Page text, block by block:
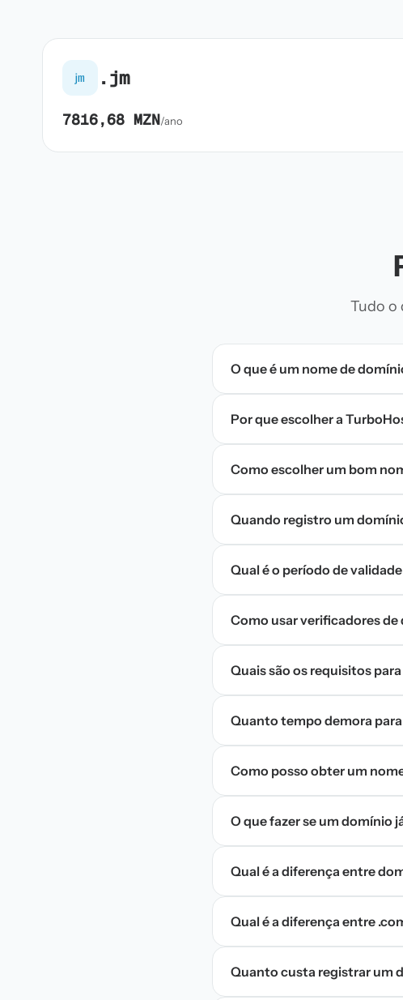
jm .jm
7816,68 MZN/ano
Tudo o
O que é um nome de
Por que escolher a
Como escolher um bom
Quando registro um
Qual é o período de
Como usar verificadores
Quais são os requisitos
Quanto tempo demora
Como posso obter um
O que fazer se um domínio
Qual é a diferença entre
Qual é a diferença entre
Quanto custa registrar um